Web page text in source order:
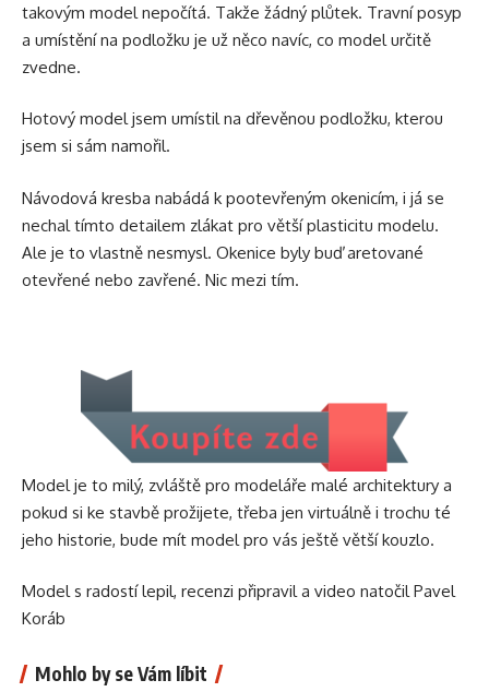
takovým model nepočítá. Takže žádný plůtek. Travní posyp
a umístění na podložku je už něco navíc, co model určitě
zvedne.
Hotový model jsem umístil na dřevěnou podložku, kterou
jsem si sám namořil.
Návodová kresba nabádá k pootevřeným okenicím, i já se
nechal tímto detailem zlákat pro větší plasticitu modelu.
Ale je to vlastně nesmysl. Okenice byly buď aretované
otevřené nebo zavřené. Nic mezi tím.
Model je to milý, zvláště pro modeláře malé architektury a
pokud si ke stavbě prožijete, třeba jen virtuálně i trochu té
jeho historie, bude mít model pro vás ještě větší kouzlo.
Model s radostí lepil, recenzi připravil a video natočil Pavel
Koráb
Mohlo by se Vám líbit